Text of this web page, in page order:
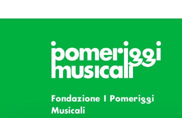
Fondazione I Pomeriggi
Musicali